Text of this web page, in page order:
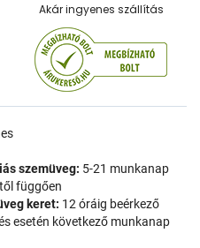
Akár ingyenes szállítás
szemüveg: 5-21 munkanap
függően
keret: 12 óráig beérkező
esetén következő munkanap